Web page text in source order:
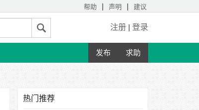
帮助 | 声明 | 建议
注册 | 登录
发布 求助
热门推荐